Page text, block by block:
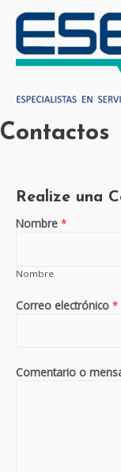
contenido
Contactos
Realize una
Nombre *
Nombre
Correo electrónico *
Comentario o